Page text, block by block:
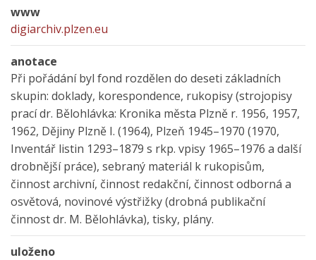
www
digiarchiv.plzen.eu
anotace
Při pořádání byl fond rozdělen do deseti základních
skupin: doklady, korespondence, rukopisy (strojopisy
prací dr. Bělohlávka: Kronika města Plzně r. 1956, 1957,
1962, Dějiny Plzně I. (1964), Plzeň 1945–1970 (1970,
Inventář listin 1293–1879 s rkp. vpisy 1965–1976 a další
drobnější práce), sebraný materiál k rukopisům,
činnost archivní, činnost redakční, činnost odborná a
osvětová, novinové výstřižky (drobná publikační
činnost dr. M. Bělohlávka), tisky, plány.
uloženo